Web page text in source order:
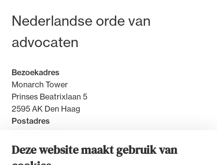
Deze website maakt gebruik van
Bezoek- en postadres
Nederlandse orde van
advocaten
Bezoekadres
Monarch Tower
Prinses Beatrixlaan 5
2595 AK Den Haag
Postadres
2500 GW Den Haag
beroepsuitoefening: van de advocatenpas tot
geheimhoudernummers.